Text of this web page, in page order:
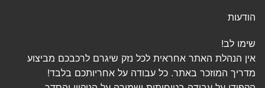
הודעות
שימו לב!
אין הנהלת האתר אחראית לכל נזק שיגרם לרכבכם מביצוע
מדריך המוזכר באתר. כל עבודה על אחריותכם בלבד!